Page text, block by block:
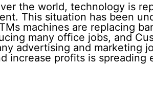
the world, technology is
This situation has been
machines are replacing
many office jobs, and
advertising and marketing
increase profits is spreading